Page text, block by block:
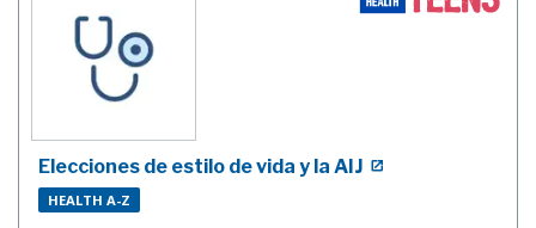
Elecciones de estilo de vida y la AIJ
HEALTH A-Z